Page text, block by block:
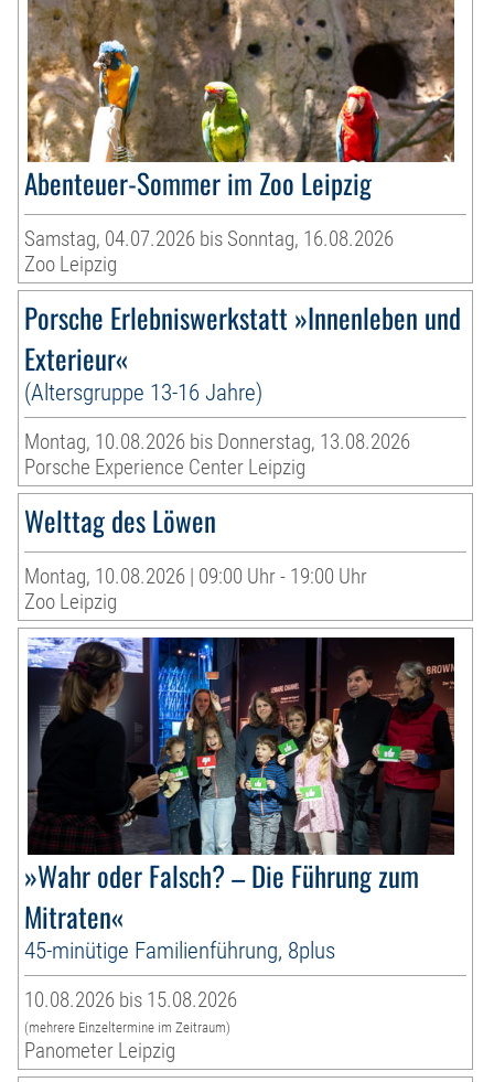
Abenteuer-Sommer im Zoo Leipzig
Samstag, 04.07.2026 bis Sonntag, 16.08.2026
Zoo Leipzig
Porsche Erlebniswerkstatt »Innenleben und
Exterieur«
(Altersgruppe 13-16 Jahre)
Montag, 10.08.2026 bis Donnerstag, 13.08.2026
Porsche Experience Center Leipzig
Welttag des Löwen
Montag, 10.08.2026 | 09:00 Uhr - 19:00 Uhr
Zoo Leipzig
»Wahr oder Falsch? – Die Führung zum
Mitraten«
45-minütige Familienführung, 8plus
10.08.2026 bis 15.08.2026
(mehrere Einzeltermine im Zeitraum)
Panometer Leipzig